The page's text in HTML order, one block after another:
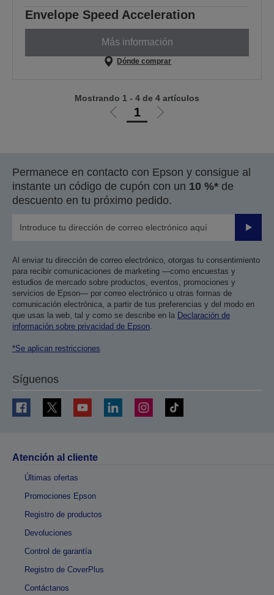
Envelope Speed Acceleration
Más información
Dónde comprar
Ir
anterior
1
Ir
siguiente
Mostrando 1 - 4 de 4 artículos
Permanece en contacto con Epson y consigue al
instante un código de cupón con un 10 %* de
descuento en tu próximo pedido.
Enviar
Al enviar tu dirección de correo electrónico, otorgas tu consentimiento
para recibir comunicaciones de marketing —como encuestas y
estudios de mercado sobre productos, eventos, promociones y
servicios de Epson— por correo electrónico u otras formas de
comunicación electrónica, a partir de tus preferencias y del modo en
que usas la web, tal y como se describe en la Declaración de
información sobre privacidad de Epson
*Se aplican restricciones
Síguenos
Atención al cliente
Últimas ofertas
Promociones Epson
Registro de productos
Devoluciones
Control de garantía
Registro de CoverPlus
Contáctanos